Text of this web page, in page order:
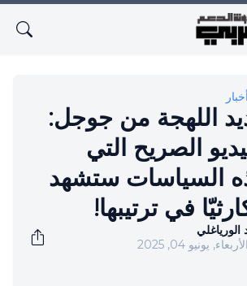
أخبار
اللهجة من جوجل:
الصريح التي
السياسات ستشهد
في ترتيبها!
الأربعاء, يونيو 04, 2025